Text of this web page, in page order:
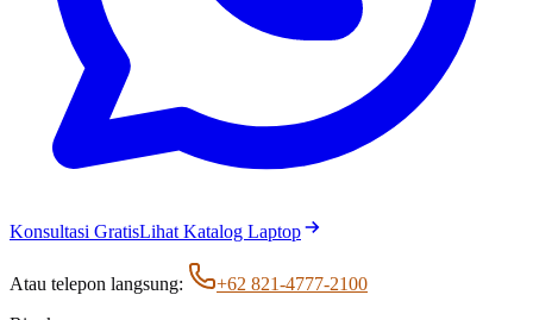
Konsultasi GratisLihat Katalog Laptop
Atau telepon langsung:
+62 821-4777-2100